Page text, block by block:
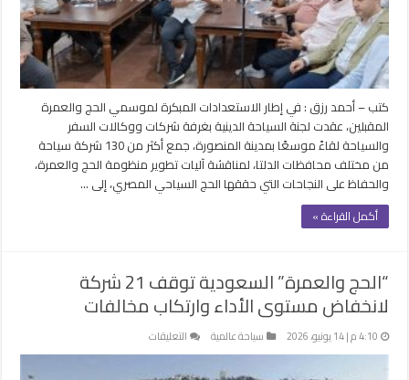
..
خطة
لتطوير
المنظومة
مغلقة
كتب – أحمد رزق : في إطار الاستعدادات المبكرة لموسمي الحج والعمرة
المقبلين، عقدت لجنة السياحة الدينية بغرفة شركات ووكالات السفر
والسياحة لقاءً موسعًا بمدينة المنصورة، جمع أكثر من 130 شركة سياحة
من مختلف محافظات الدلتا، لمناقشة آليات تطوير منظومة الحج والعمرة،
والحفاظ على النجاحات التي حققها الحج السياحي المصري، إلى …
أكمل القراءة »
“الحج والعمرة” السعودية توقف 21 شركة
لانخفاض مستوى الأداء وارتكاب مخالفات
4:10 م | 14 يونيو، 2026 سياحة عالمية التعليقات
“الحج